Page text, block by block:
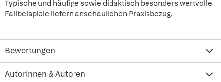
Typische und häufige sowie didaktisch besonders wertvolle
Fallbeispiele liefern anschaulichen Praxisbezug.
Bewertungen
Autorinnen & Autoren